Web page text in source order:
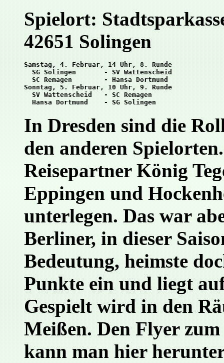
Spielort:
42651 Solingen
Samstag, 4. Februar, 14 Uhr, 8. Runde
  SG Solingen       - SV Wattenscheid
  SC Remagen        - Hansa Dortmund
Sonntag, 5. Februar, 10 Uhr, 9. Runde
  SV Wattenscheid   - SC Remagen
In Dresden sind die
den anderen
Reisepartner König
Eppingen und
unterlegen. Das war
Berliner, in dieser
Bedeutung, heimste
Punkte ein und liegt
Gespielt wird in den
Meißen. Den Flyer
kann man hier